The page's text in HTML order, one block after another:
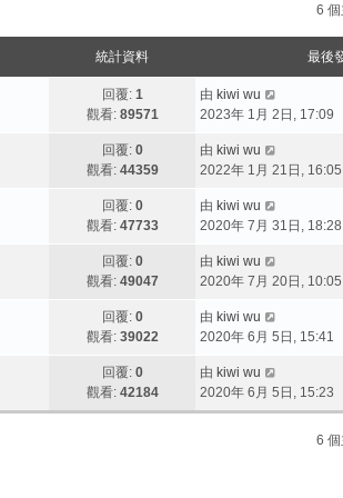
6 個
統計資料 最後
回覆: 1
觀看: 89571
由 kiwi wu
2023年 1月 2日, 17:09
回覆: 0
觀看: 44359
由 kiwi wu
2022年 1月 21日, 16:05
回覆: 0
觀看: 47733
由 kiwi wu
2020年 7月 31日, 18:28
回覆: 0
觀看: 49047
由 kiwi wu
2020年 7月 20日, 10:05
回覆: 0
觀看: 39022
由 kiwi wu
2020年 6月 5日, 15:41
回覆: 0
觀看: 42184
由 kiwi wu
2020年 6月 5日, 15:23
6 個